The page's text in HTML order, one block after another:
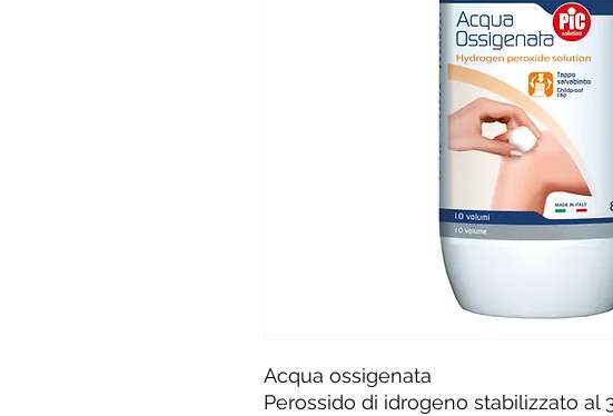
Acqua ossigenata
Perossido di idrogeno stabilizzato al